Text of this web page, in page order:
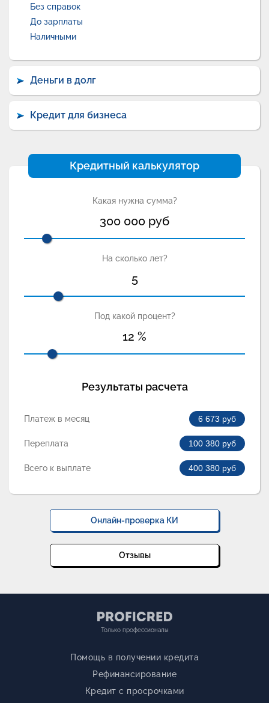
Без справок
До зарплаты
Наличными
Деньги в долг
Кредит для бизнеса
Кредитный калькулятор
Какая нужна сумма?
300 000 руб
На сколько лет?
5
Под какой процент?
12 %
Результаты расчета
Платеж в месяц 6 673 руб
Переплата 100 380 руб
Всего к выплате 400 380 руб
Онлайн-проверка КИ
Отзывы
Только профессионалы
Помощь в получении кредита
Рефинансирование
Кредит с просрочками